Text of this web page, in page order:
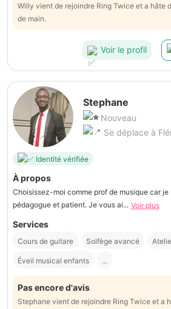
Willy vient de rejoindre Ring Twice et a hâte
de main.
Voir le profil
Stephane
Nouveau
Se déplace à
Identité vérifiée
À propos
Choisissez-moi comme prof de musique car je
pédagogue et patient. Je vous ai... Voir plus
Services
Cours de guitare Solfège avancé
Éveil musical enfants ...
Pas encore d'avis
Stephane vient de rejoindre Ring Twice et a